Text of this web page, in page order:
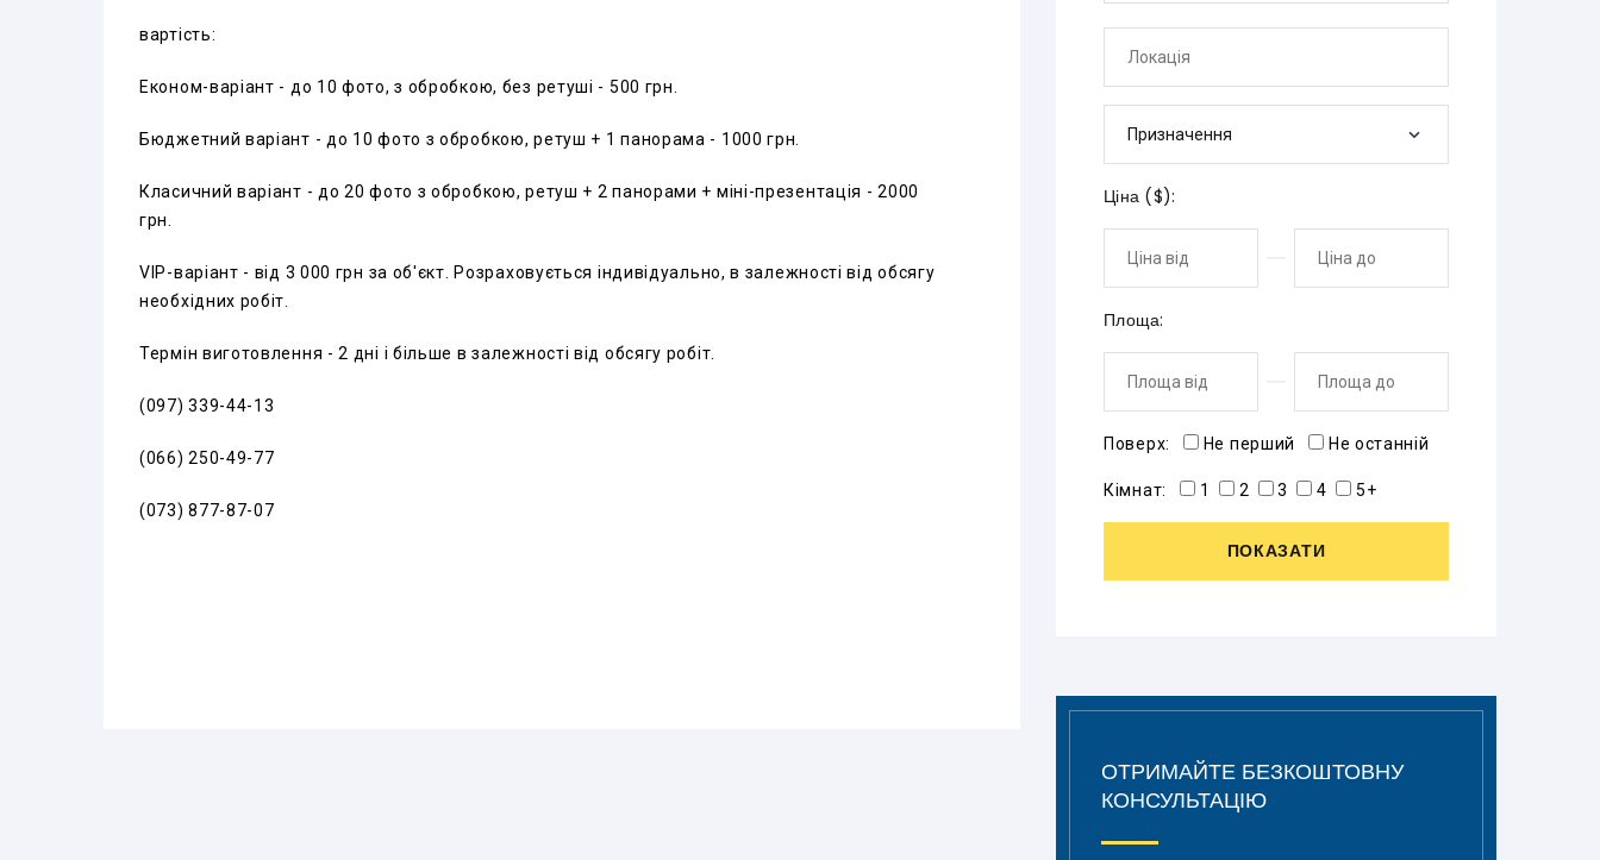
вартість:
Економ-варіант - до 10 фото, з обробкою, без ретуші - 500 грн.
Бюджетний варіант - до 10 фото з обробкою, ретуш + 1 панорама - 1000 грн.
Класичний варіант - до 20 фото з обробкою, ретуш + 2 панорами + міні-презентація - 2000
грн.
VIP-варіант - від 3 000 грн за об'єкт. Розраховується індивідуально, в залежності від обсягу
необхідних робіт.
Термін виготовлення - 2 дні і більше в залежності від обсягу робіт.
(097) 339-44-13
(066) 250-49-77
(073) 877-87-07
Призначення
Ціна ($):
Площа:
Поверх: Не перший Не останній
Кімнат: 1 2 3 4 5+
ПОКАЗАТИ
ОТРИМАЙТЕ БЕЗКОШТОВНУ
КОНСУЛЬТАЦІЮ